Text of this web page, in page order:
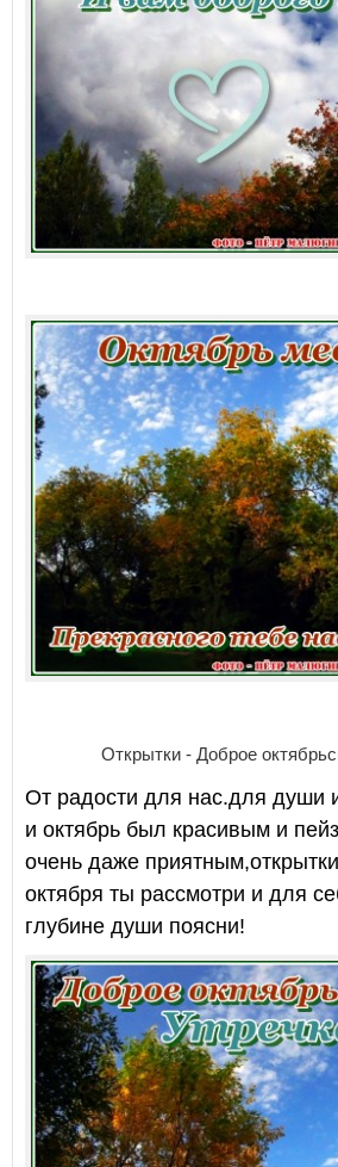
Открытки - Доброе
От радости для нас.для души
и октябрь был красивым и
очень даже
октября ты рассмотри и для
глубине души поясни!